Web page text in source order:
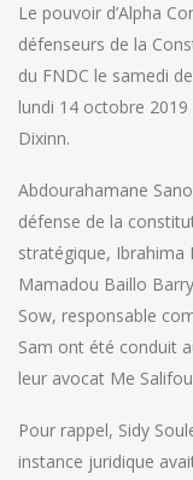
Le pouvoir d’Alpha
défenseurs de la
du FNDC le samedi
lundi 14 octobre
Dixinn.
Abdourahamane
défense de la
stratégique, Ibrahima
Mamadou Baillo
Sow, responsable
Sam ont été conduit
leur avocat Me
Pour rappel, Sidy
instance juridique